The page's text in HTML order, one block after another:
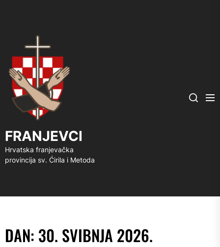
FRANJEVCI
Hrvatska franjevačka
provincija sv. Ćirila i Metoda
Search
DAN: 30. SVIBNJA 2026.